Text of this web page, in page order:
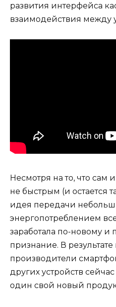
развития интерфейса
взаимодействия между
Несмотря на то, что сам
не быстрым (и остается
идея передачи
энергопотреблением
заработала по-новому и
признание. В
производители
других устройств
один свой новый